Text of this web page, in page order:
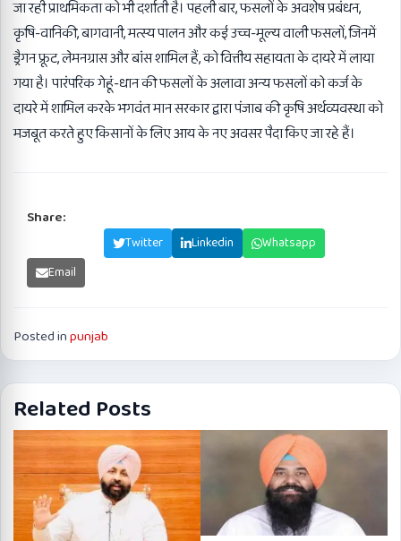
जा रही प्राथमिकता को भी दर्शाती है। पहली बार, फसलों के अवशेष प्रबंधन,
कृषि-वानिकी, बागवानी, मत्स्य पालन और कई उच्च-मूल्य वाली फसलों, जिनमें
ड्रैगन फ्रूट, लेमनग्रास और बांस शामिल हैं, को वित्तीय सहायता के दायरे में लाया
गया है। पारंपरिक गेहूं-धान की फसलों के अलावा अन्य फसलों को कर्ज के
दायरे में शामिल करके भगवंत मान सरकार द्वारा पंजाब की कृषि अर्थव्यवस्था को
मजबूत करते हुए किसानों के लिए आय के नए अवसर पैदा किए जा रहे हैं।
Share:
Twitter Linkedin
Whatsapp
Email
Posted inpunjab
Related Posts